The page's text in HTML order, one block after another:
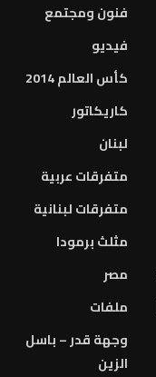
فنون ومجتمع
فيديو
كأس العالم 2014
كاريكاتور
لبنان
متفرقات عربية
متفرقات لبنانية
مثلث برمودا
مصر
ملفات
وجهة قدر – باسل
الزين